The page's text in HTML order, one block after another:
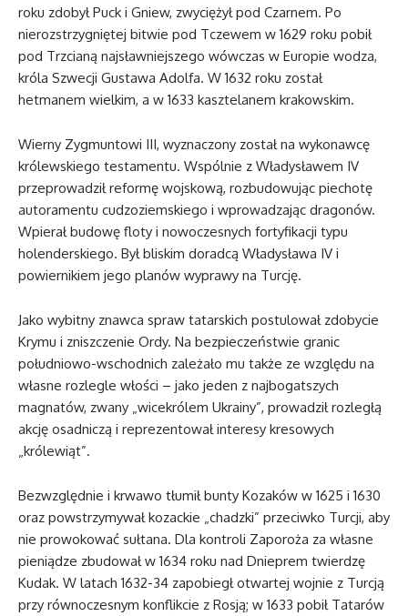
roku zdobył Puck i Gniew, zwyciężył pod Czarnem. Po
nierozstrzygniętej bitwie pod Tczewem w 1629 roku pobił
pod Trzcianą najsławniejszego wówczas w Europie wodza,
króla Szwecji Gustawa Adolfa. W 1632 roku został
hetmanem wielkim, a w 1633 kasztelanem krakowskim.
Wierny Zygmuntowi III, wyznaczony został na wykonawcę
królewskiego testamentu. Wspólnie z Władysławem IV
przeprowadził reformę wojskową, rozbudowując piechotę
autoramentu cudzoziemskiego i wprowadzając dragonów.
Wpierał budowę floty i nowoczesnych fortyfikacji typu
holenderskiego. Był bliskim doradcą Władysława IV i
powiernikiem jego planów wyprawy na Turcję.
Jako wybitny znawca spraw tatarskich postulował zdobycie
Krymu i zniszczenie Ordy. Na bezpieczeństwie granic
południowo-wschodnich zależało mu także ze względu na
własne rozlegle włości – jako jeden z najbogatszych
magnatów, zwany „wicekrólem Ukrainy”, prowadził rozległą
akcję osadniczą i reprezentował interesy kresowych
„królewiąt”.
Bezwzględnie i krwawo tłumił bunty Kozaków w 1625 i 1630
oraz powstrzymywał kozackie „chadzki” przeciwko Turcji, aby
nie prowokować sułtana. Dla kontroli Zaporoża za własne
pieniądze zbudował w 1634 roku nad Dnieprem twierdzę
Kudak. W latach 1632-34 zapobiegł otwartej wojnie z Turcją
przy równoczesnym konflikcie z Rosją; w 1633 pobił Tatarów